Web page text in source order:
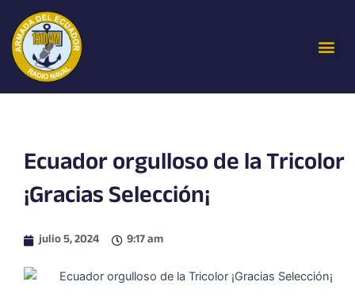
contenido
Ecuador orgulloso de la Tricolor
¡Gracias Selección¡
julio 5, 2024 9:17 am